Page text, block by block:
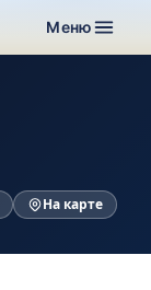
Меню
На карте